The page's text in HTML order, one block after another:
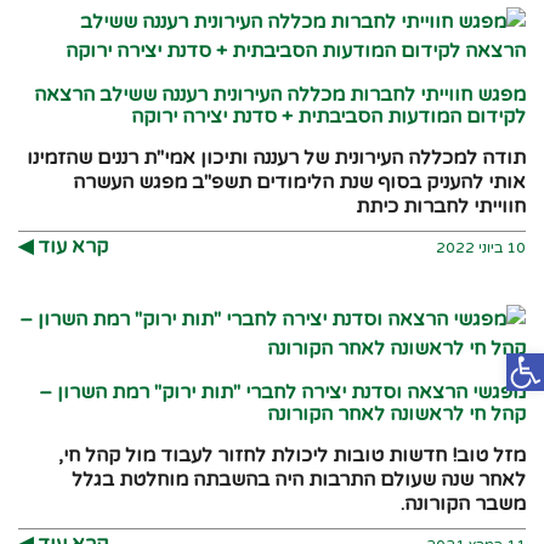
פתח סרגל נגישות
מפגש חווייתי לחברות מכללה העירונית רעננה ששילב הרצאה
לקידום המודעות הסביבתית + סדנת יצירה ירוקה
תודה למכללה העירונית של רעננה ותיכון אמי"ת רננים שהזמינו
אותי להעניק בסוף שנת הלימודים תשפ"ב מפגש העשרה
חווייתי לחברות כיתת
10 ביוני 2022 קרא עוד ◀︎
מפגשי הרצאה וסדנת יצירה לחברי "תות ירוק" רמת השרון –
קהל חי לראשונה לאחר הקורונה
מזל טוב! חדשות טובות ליכולת לחזור לעבוד מול קהל חי,
לאחר שנה שעולם התרבות היה בהשבתה מוחלטת בגלל
משבר הקורונה.